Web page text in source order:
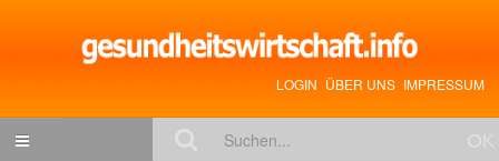
LOGIN ÜBER UNS IMPRESSUM